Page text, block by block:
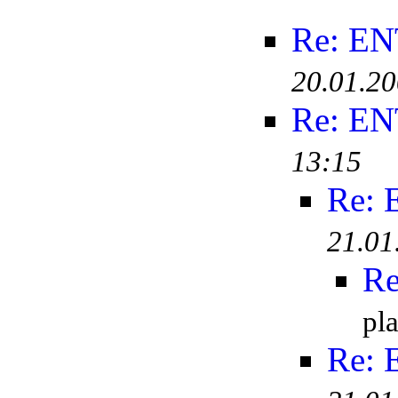
Re:
Re:
13:15
Re:
Re: